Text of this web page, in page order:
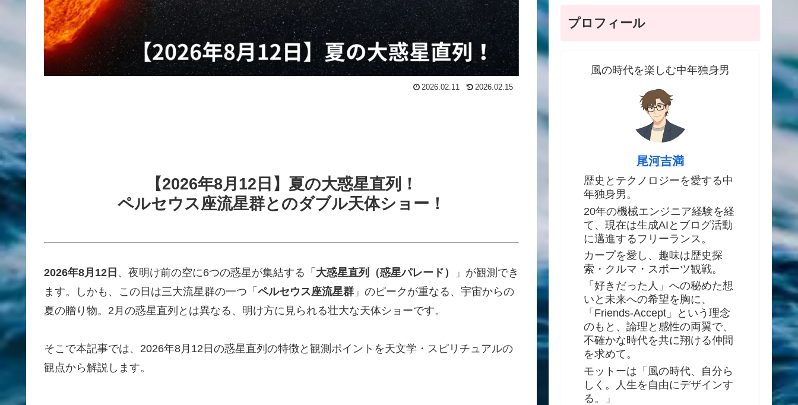
2026.02.11 2026.02.15
【2026年8月12日】夏の大惑星直列！
ペルセウス座流星群とのダブル天体ショー！
2026年8月12日 、夜明け前の空に6つの惑星が集結する「 大惑星直列（惑星パレード）
」が観測でき
ます。しかも、この日は三大流星群の一つ「 ペルセウス座流星群 」のピークが重なる、宇宙からの
夏の贈り物。2月の惑星直列とは異なる、明け方に見られる壮大な天体ショーです。
そこで本記事では、2026年8月12日の惑星直列の特徴と観測ポイントを天文学・スピリチュアルの
観点から解説します。
プロフィール
風の時代を楽しむ中年独身男
尾河吉満
歴史とテクノロジーを愛する中
年独身男。
20年の機械エンジニア経験を経
て、現在は生成AIとブログ活動
に邁進するフリーランス。
カープを愛し、趣味は歴史探
索・クルマ・スポーツ観戦。
「好きだった人」への秘めた想
いと未来への希望を胸に、
「Friends-Accept」という理念
のもと、論理と感性の両翼で、
不確かな時代を共に翔ける仲間
を求めて。
モットーは「風の時代、自分ら
しく。人生を自由にデザインす
る。」